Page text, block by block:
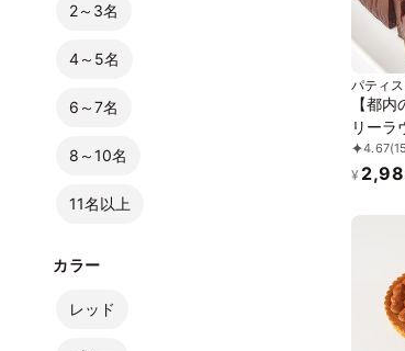
2～3名
4～5名
6～7名
8～10名
11名以上
カラー
レッド
パティ
【都
リーラ
リーヌ
4.67
¥